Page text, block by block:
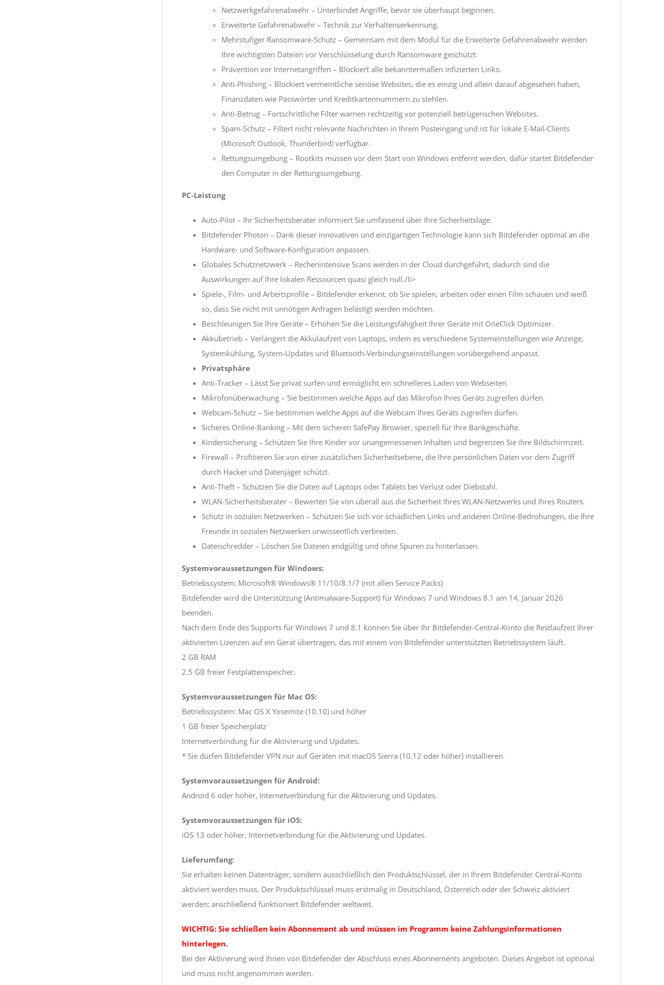
Netzwerkgefahrenabwehr – Unterbindet Angriffe, bevor sie überhaupt beginnen.
Erweiterte Gefahrenabwehr – Technik zur Verhaltenserkennung.
Mehrstufiger Ransomware-Schutz – Gemeinsam mit dem Modul für die Erweiterte Gefahrenabwehr werden
Ihre wichtigsten Dateien vor Verschlüsselung durch Ransomware geschützt.
Prävention vor Internetangriffen – Blockiert alle bekanntermaßen infizierten Links.
Anti-Phishing – Blockiert vermeintliche seriöse Websites, die es einzig und allein darauf abgesehen haben,
Finanzdaten wie Passwörter und Kreditkartennummern zu stehlen.
Anti-Betrug – Fortschrittliche Filter warnen rechtzeitig vor potenziell betrügerischen Websites.
Spam-Schutz – Filtert nicht relevante Nachrichten in Ihrem Posteingang und ist für lokale E-Mail-Clients
(Microsoft Outlook, Thunderbird) verfügbar.
Rettungsumgebung – Rootkits müssen vor dem Start von Windows entfernt werden, dafür startet Bitdefender
den Computer in der Rettungsumgebung.
PC-Leistung
Auto-Pilot – Ihr Sicherheitsberater informiert Sie umfassend über Ihre Sicherheitslage.
Bitdefender Photon – Dank dieser innovativen und einzigartigen Technologie kann sich Bitdefender optimal an die
Hardware- und Software-Konfiguration anpassen.
Globales Schutznetzwerk – Rechenintensive Scans werden in der Cloud durchgeführt, dadurch sind die
Auswirkungen auf Ihre lokalen Ressourcen quasi gleich null./li>
Spiele-, Film- und Arbeitsprofile – Bitdefender erkennt, ob Sie spielen, arbeiten oder einen Film schauen und weiß
so, dass Sie nicht mit unnötigen Anfragen belästigt werden möchten.
Beschleunigen Sie Ihre Geräte – Erhöhen Sie die Leistungsfähigkeit Ihrer Geräte mit OneClick Optimizer.
Akkubetrieb – Verlängert die Akkulaufzeit von Laptops, indem es verschiedene Systemeinstellungen wie Anzeige,
Systemkühlung, System-Updates und Bluetooth-Verbindungseinstellungen vorübergehend anpasst.
Privatsphäre
Anti-Tracker – Lässt Sie privat surfen und ermöglicht ein schnelleres Laden von Webseiten.
Mikrofonüberwachung – Sie bestimmen welche Apps auf das Mikrofon Ihres Geräts zugreifen dürfen.
Webcam-Schutz – Sie bestimmen welche Apps auf die Webcam Ihres Geräts zugreifen dürfen.
Sicheres Online-Banking – Mit dem sicheren SafePay Browser, speziell für Ihre Bankgeschäfte.
Kindersicherung – Schützen Sie Ihre Kinder vor unangemessenen Inhalten und begrenzen Sie ihre Bildschirmzeit.
Firewall – Profitieren Sie von einer zusätzlichen Sicherheitsebene, die Ihre persönlichen Daten vor dem Zugriff
durch Hacker und Datenjäger schützt.
Anti-Theft – Schützen Sie die Daten auf Laptops oder Tablets bei Verlust oder Diebstahl.
WLAN-Sicherheitsberater – Bewerten Sie von überall aus die Sicherheit Ihres WLAN-Netzwerks und Ihres Routers.
Schutz in sozialen Netzwerken – Schützen Sie sich vor schädlichen Links und anderen Online-Bedrohungen, die Ihre
Freunde in sozialen Netzwerken unwissentlich verbreiten.
Dateischredder – Löschen Sie Dateien endgültig und ohne Spuren zu hinterlassen.
Systemvoraussetzungen für Windows:
Betriebssystem: Microsoft® Windows® 11/10/8.1/7 (mit allen Service Packs)
Bitdefender wird die Unterstützung (Antimalware-Support) für Windows 7 und Windows 8.1 am 14. Januar 2026
beenden.
Nach dem Ende des Supports für Windows 7 und 8.1 können Sie über Ihr Bitdefender-Central-Konto die Restlaufzeit Ihrer
aktivierten Lizenzen auf ein Gerät übertragen, das mit einem von Bitdefender unterstützten Betriebssystem läuft.
2 GB RAM
2.5 GB freier Festplattenspeicher.
Systemvoraussetzungen für Mac OS:
Betriebssystem: Mac OS X Yosemite (10.10) und höher
1 GB freier Speicherplatz
Internetverbindung für die Aktivierung und Updates.
* Sie dürfen Bitdefender VPN nur auf Geräten mit macOS Sierra (10.12 oder höher) installieren.
Systemvoraussetzungen für Android:
Android 6 oder höher, Internetverbindung für die Aktivierung und Updates.
Systemvoraussetzungen für iOS:
iOS 13 oder höher, Internetverbindung für die Aktivierung und Updates.
Lieferumfang:
Sie erhalten keinen Datenträger, sondern ausschließlich den Produktschlüssel, der in Ihrem Bitdefender Central-Konto
aktiviert werden muss. Der Produktschlüssel muss erstmalig in Deutschland, Österreich oder der Schweiz aktiviert
werden; anschließend funktioniert Bitdefender weltweit.
WICHTIG: Sie schließen kein Abonnement ab und müssen im Programm keine Zahlungsinformationen
hinterlegen.
Bei der Aktivierung wird Ihnen von Bitdefender der Abschluss eines Abonnements angeboten. Dieses Angebot ist optional
und muss nicht angenommen werden.